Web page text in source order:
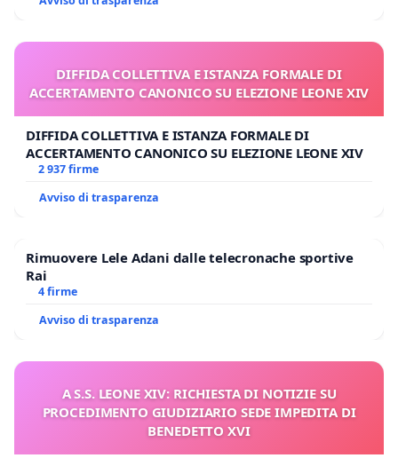
DIFFIDA COLLETTIVA E ISTANZA FORMALE DI
ACCERTAMENTO CANONICO SU ELEZIONE LEONE XIV
DIFFIDA COLLETTIVA E ISTANZA FORMALE DI
ACCERTAMENTO CANONICO SU ELEZIONE LEONE XIV
2 937 firme
Avviso di trasparenza
Rimuovere Lele Adani dalle telecronache sportive
Rai
4 firme
Avviso di trasparenza
A S.S. LEONE XIV: RICHIESTA DI NOTIZIE SU
PROCEDIMENTO GIUDIZIARIO SEDE IMPEDITA DI
BENEDETTO XVI